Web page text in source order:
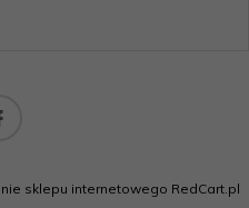
sklepu internetowego RedCart.pl